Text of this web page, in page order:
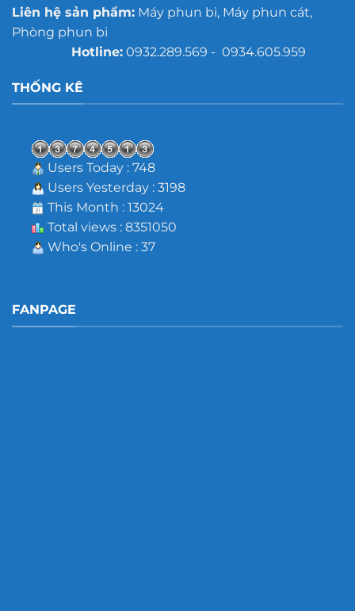
Liên hệ sản phẩm:Máy phun bi, Máy phun cát,
Phòng phun bi
Hotline:0932.289.569 - 0934.605.959
THỐNG KÊ
Users Today : 748
Users Yesterday : 3198
This Month : 13024
Total views : 8351050
Who's Online : 37
FANPAGE